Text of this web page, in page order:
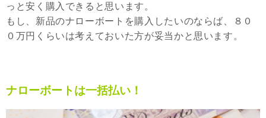
っと安く購入できると思います。
もし、新品のナローボートを購入したいのならば、８０
０万円くらいは考えておいた方が妥当かと思います。
ナローボートは一括払い！